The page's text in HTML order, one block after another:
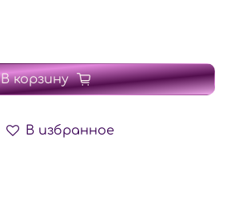
В избранное
В корзину